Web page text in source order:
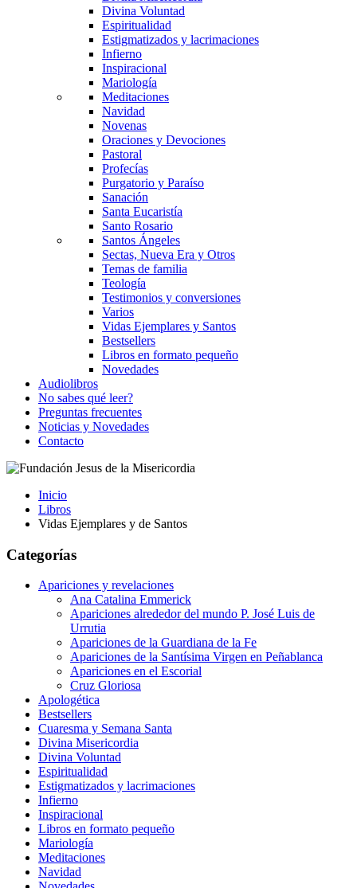
Divina Voluntad
Espiritualidad
Estigmatizados y lacrimaciones
Infierno
Inspiracional
Mariología
Meditaciones
Navidad
Novenas
Oraciones y Devociones
Pastoral
Profecías
Purgatorio y Paraíso
Sanación
Santa Eucaristía
Santo Rosario
Santos Ángeles
Sectas, Nueva Era y Otros
Temas de familia
Teología
Testimonios y conversiones
Varios
Vidas Ejemplares y Santos
Bestsellers
Libros en formato pequeño
Novedades
Audiolibros
No sabes qué leer?
Preguntas frecuentes
Noticias y Novedades
Contacto
Inicio
Libros
Vidas Ejemplares y de Santos
Categorías
Apariciones y revelaciones
Ana Catalina Emmerick
Apariciones alrededor del mundo P. José Luis de
Urrutia
Apariciones de la Guardiana de la Fe
Apariciones de la Santísima Virgen en Peñablanca
Apariciones en el Escorial
Cruz Gloriosa
Apologética
Bestsellers
Cuaresma y Semana Santa
Divina Misericordia
Divina Voluntad
Espiritualidad
Estigmatizados y lacrimaciones
Infierno
Inspiracional
Libros en formato pequeño
Mariología
Meditaciones
Navidad